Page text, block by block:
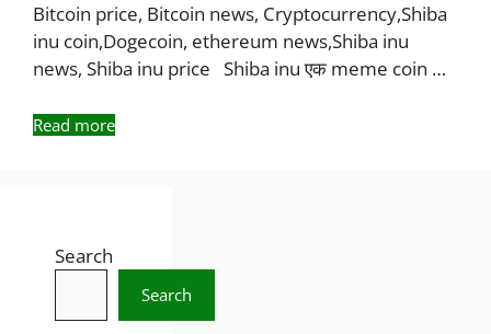
Bitcoin price, Bitcoin news, Cryptocurrency,Shiba
inu coin,Dogecoin, ethereum news,Shiba inu
news, Shiba inu price Shiba inu एक meme coin …
Read more
Search
Search